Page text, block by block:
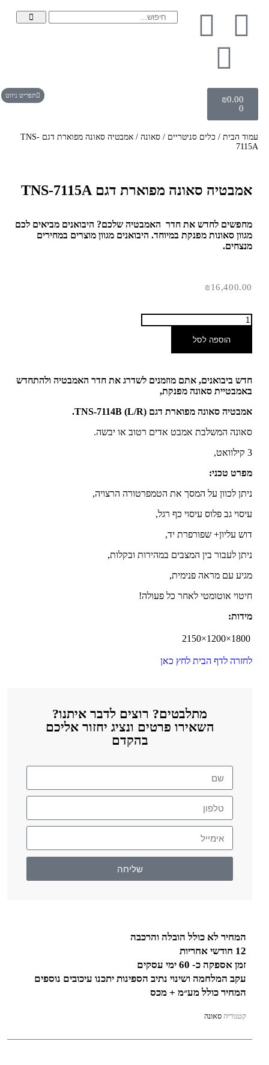
₪0.00
תפריט ניווט
עמוד הבית/ כלים סניטריים/ סאונה
/ אמבטיה סאונה מפוארת דגם TNS-
7115A
אמבטיה סאונה מפוארת דגם TNS-7115A
מחפשים לחדש את חדר האמבטיה שלכם? היבואנים מביאים לכם
מגוון סאונות מפנקת במיוחד. היבואנים מגוון מוצרים במחירים
מנצחים.
₪16,400.00
הוספה לסל
חדש ביבואנים, אתם מוזמנים לשדרג את חדר האמבטיה ולהתחדש
באמבטיית סאונה מפנקת,
אמבטיה סאונה מפוארת דגם TNS-7114B (L/R).
סאונה המשלבת אמבט אדים רטוב או יבשה.
מפרט טכני:
ניתן לכוון על המסך את הטמפרטורה הרצויה,
עיסוי גב פלוס עיסוי כף רגל,
דוש עליון+ שפורפרת יד,
ניתן לעבור בין המצבים במהירות ובקלות,
מגיע עם מראה פנימית,
חיטוי אוטומטי לאחר כל פעולה!
מידות:
1800×1200×2150
לחזרה לדף הבית לחץ כאן
מתלבטים? רוצים לדבר איתנו?
השאירו פרטים ונציג יחזור אליכם
בהקדם
שליחה
המחיר לא כולל הובלה והרכבה
12 חודשי אחריות
זמן אספקה כ- 60 ימי עסקים
עקב המלחמה ושינוי נתיב הספינות יתכנו עיכובים נוספים
המחיר כולל מע״מ + מכס
קטגוריה סאונה